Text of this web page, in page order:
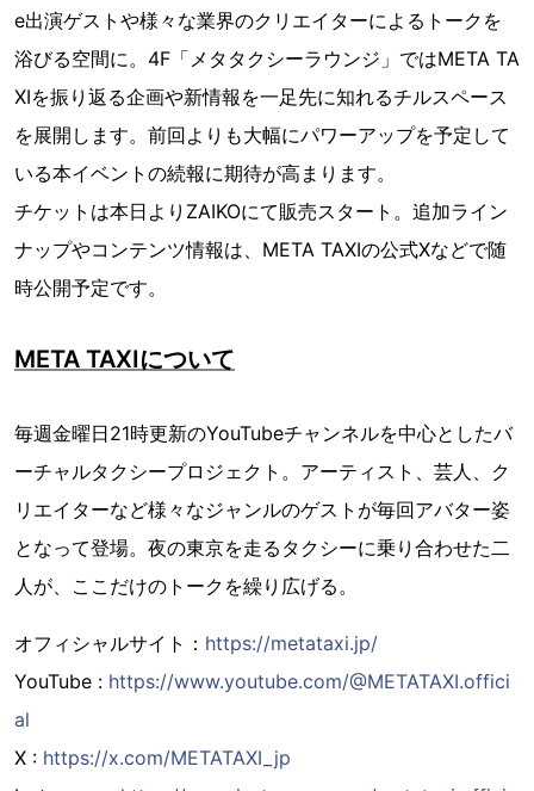
e出演ゲストや様々な業界のクリエイターによるトークを
浴びる空間に。4F「メタタクシーラウンジ」ではMETA TA
XIを振り返る企画や新情報を一足先に知れるチルスペース
を展開します。前回よりも大幅にパワーアップを予定して
いる本イベントの続報に期待が高まります。
チケットは本日よりZAIKOにて販売スタート。追加ライン
ナップやコンテンツ情報は、META TAXIの公式Xなどで随
時公開予定です。
META TAXIについて
毎週金曜日21時更新のYouTubeチャンネルを中心としたバ
ーチャルタクシープロジェクト。アーティスト、芸人、ク
リエイターなど様々なジャンルのゲストが毎回アバター姿
となって登場。夜の東京を走るタクシーに乗り合わせた二
人が、ここだけのトークを繰り広げる。
オフィシャルサイト： https://metataxi.jp/
YouTube : https://www.youtube.com/@METATAXI.offici
al
X : https://x.com/METATAXI_jp